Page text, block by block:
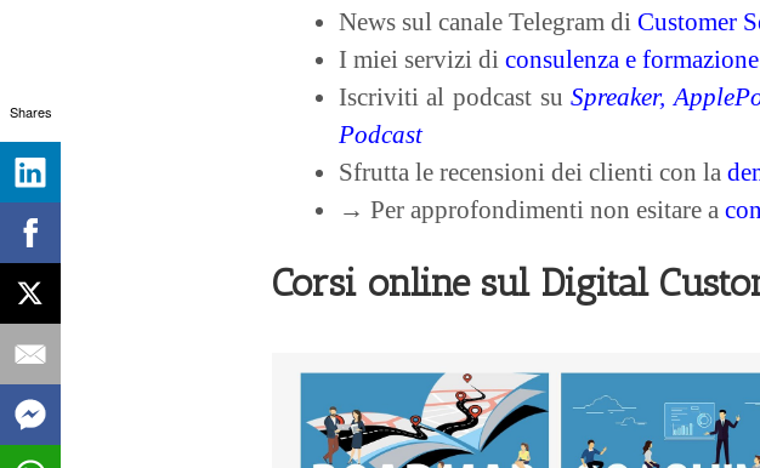
News sul canale Telegram di Customer
I miei servizi di consulenza e formazione
Iscriviti al podcast suSpreaker,
Podcast
Sfrutta le recensioni dei clienti con la
→ Per approfondimenti non esitare a
Corsi online sul Digital
Shares